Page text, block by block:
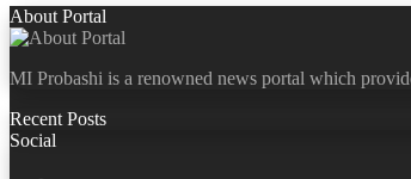
About Portal
MI Probashi is a renowned news portal which
Recent Posts
Social